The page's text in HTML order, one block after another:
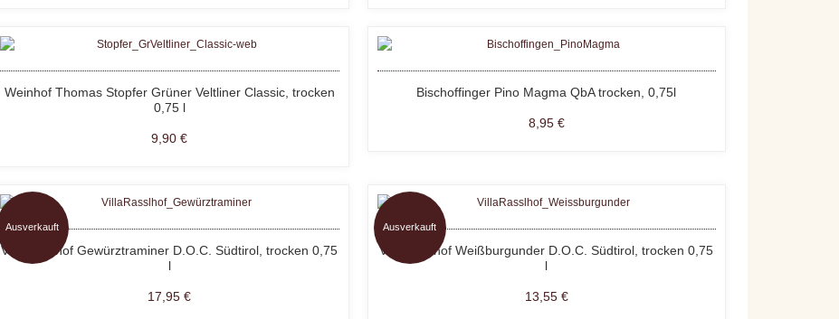
Weinhof Thomas Stopfer Grüner Veltliner Classic, trocken
0,75 l
9,90 €
Bischoffinger Pino Magma QbA trocken, 0,75l
8,95 €
Ausverkauft
Villa Raßlhof Gewürztraminer D.O.C. Südtirol, trocken 0,75
l
17,95 €
Ausverkauft
Villa Raßlhof Weißburgunder D.O.C. Südtirol, trocken 0,75
l
13,55 €